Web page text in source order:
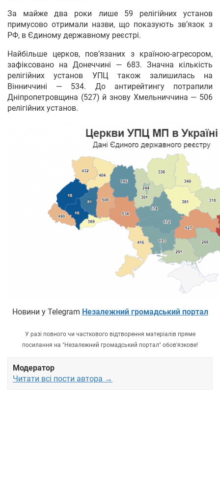
За майже два роки лише 59 релігійних установ
примусово отримали назви, що показують зв’язок з
РФ, в Єдиному державному реєстрі.
Найбільше церков, пов’язаних з країною-агресором,
зафіксовано на Донеччині — 683. Значна кількість
релігійних установ УПЦ також залишилась на
Вінниччині — 534. До антирейтингу потрапили
Дніпропетровщина (527) й знову Хмельниччина — 506
релігійних установ.
Новини у Telegram Незалежний громадський портал
У разі повного чи часткового відтворення матеріалів пряме
посилання на "Незалежний громадський портал" обов'язкове!
Модератор
Читати всі пости автора →